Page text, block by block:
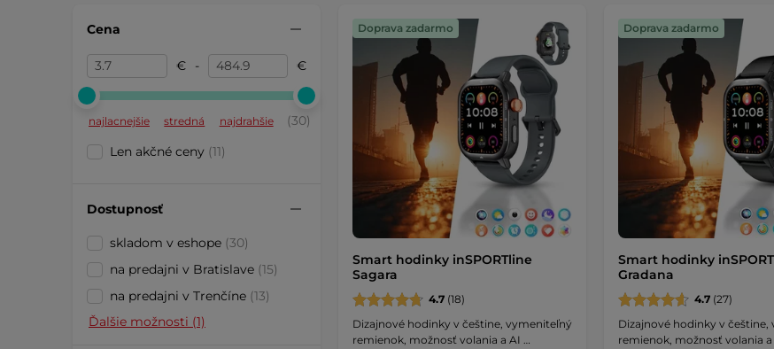
Cena
€ - €
najlacnejšie stredná najdrahšie
(30)
Len akčné ceny (11)
Dostupnosť
skladom v eshope (30)
na predajni v Bratislave (15)
na predajni v Trenčíne (13)
Ďalšie možnosti (1)
Doprava zadarmo
Smart hodinky inSPORTline
Sagara
4.7 (18)
Dizajnové hodinky v češtine, vymeniteľný
remienok, možnosť volania a AI …
Doprava zadarmo
Smart hodinky
Gradana
4.7(27)
Dizajnové hodinky v češtine,
remienok, možnosť volania a